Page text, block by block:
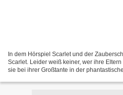
In dem Hörspiel Scarlet und der
Scarlet. Leider weiß keiner, wer ihre
sie bei ihrer Großtante in der